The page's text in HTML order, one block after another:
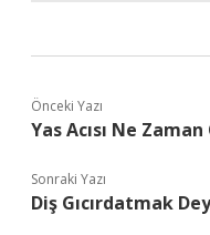
Önceki Yazı
Yas Acısı Ne
Sonraki Yazı
Diş Gıcırdatmak